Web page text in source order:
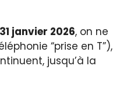
31 janvier 2026, on ne
“prise en T”),
jusqu’à la